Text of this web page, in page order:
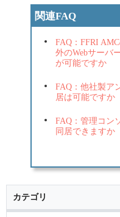
関連FAQ
FAQ：FFRI
外のWebサーバ
が可能ですか
FAQ：他社製ア
居は可能ですか
FAQ：管理コン
同居できますか
カテゴリ